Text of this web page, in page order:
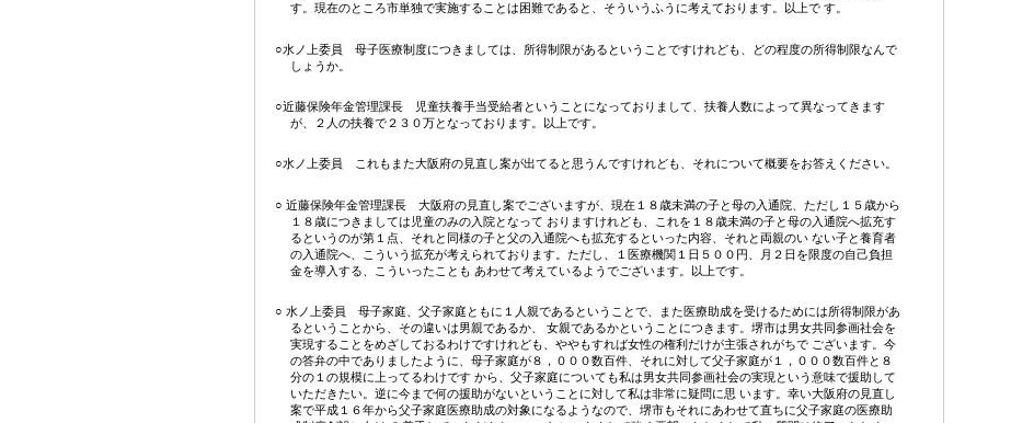
す。現在のところ市単独で実施することは困難であると、そういうふうに考えております。以上で す。
○水ノ上委員 母子医療制度につきましては、所得制限があるということですけれども、どの程度の所得制限なんで
しょうか。
○近藤保険年金管理課長 児童扶養手当受給者ということになっておりまして、扶養人数によって異なってきます
が、２人の扶養で２３０万となっております。以上です。
○水ノ上委員 これもまた大阪府の見直し案が出てると思うんですけれども、それについて概要をお答えください。
○ 近藤保険年金管理課長 大阪府の見直し案でございますが、現在１８歳未満の子と母の入通院、ただし１５歳から
１８歳につきましては児童のみの入院となって おりますけれども、これを１８歳未満の子と母の入通院へ拡充す
るというのが第１点、それと同様の子と父の入通院へも拡充するといった内容、それと両親のい ない子と養育者
の入通院へ、こういう拡充が考えられております。ただし、１医療機関１日５００円、月２日を限度の自己負担
金を導入する、こういったことも あわせて考えているようでございます。以上です。
○ 水ノ上委員 母子家庭、父子家庭ともに１人親であるということで、また医療助成を受けるためには所得制限があ
るということから、その違いは男親であるか、 女親であるかということにつきます。堺市は男女共同参画社会を
実現することをめざしておるわけですけれども、ややもすれば女性の権利だけが主張されがちで ございます。今
の答弁の中でありましたように、母子家庭が８，０００数百件、それに対して父子家庭が１，０００数百件と８
分の１の規模に上ってるわけです から、父子家庭についても私は男女共同参画社会の実現という意味で援助して
いただきたい。逆に今まで何の援助がないということに対して私は非常に疑問に思 います。幸い大阪府の見直し
案で平成１６年から父子家庭医療助成の対象になるようなので、堺市もそれにあわせて直ちに父子家庭の医療助